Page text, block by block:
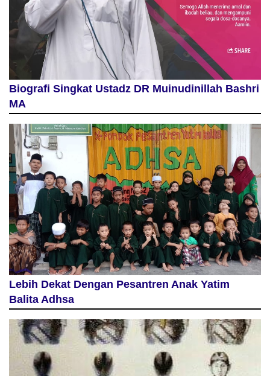
Biografi Singkat Ustadz DR Muinudinillah Bashri
MA
Lebih Dekat Dengan Pesantren Anak Yatim
Balita Adhsa